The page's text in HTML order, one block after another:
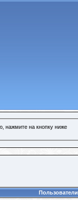
нажмите на кнопку ниже
Пользователи